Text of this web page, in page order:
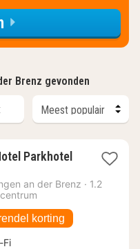
Brenz gevonden
Parkhotel1
vanaf
an der Brenz · 1.2
korting
Fi